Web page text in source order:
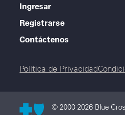
Ingresar
Registrarse
Contáctenos
Legal menu
Política de Privacidad
© 2000-2026 Blue